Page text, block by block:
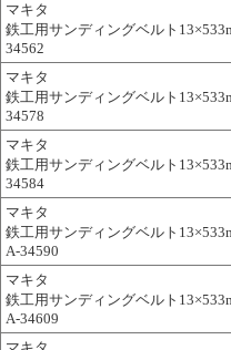
マキタ
鉄工用サンディングベルト
34562
マキタ
鉄工用サンディングベルト
34578
マキタ
鉄工用サンディングベルト
34584
マキタ
鉄工用サンディングベルト
A-34590
マキタ
鉄工用サンディングベルト
A-34609